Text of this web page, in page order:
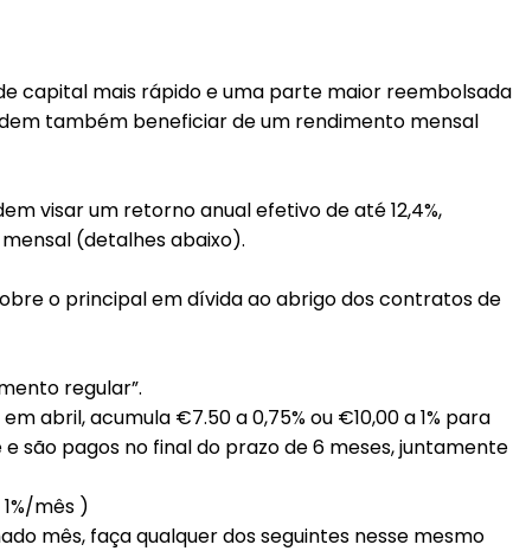
capital mais rápidoe uma parte maior reembolsada
também beneficiar de um rendimento mensal
visar um retorno anual efetivo deaté 12,4%,
(detalhes abaixo).
o principal em dívidaao abrigo doscontratos de
regular”.
em abril, acumula €7.50a 0,75% ou €10,00a 1% para
são pagos no final do prazo de 6 meses, juntamente
1%/mês )
mês, façaqualquerdos seguintes nesse mesmo